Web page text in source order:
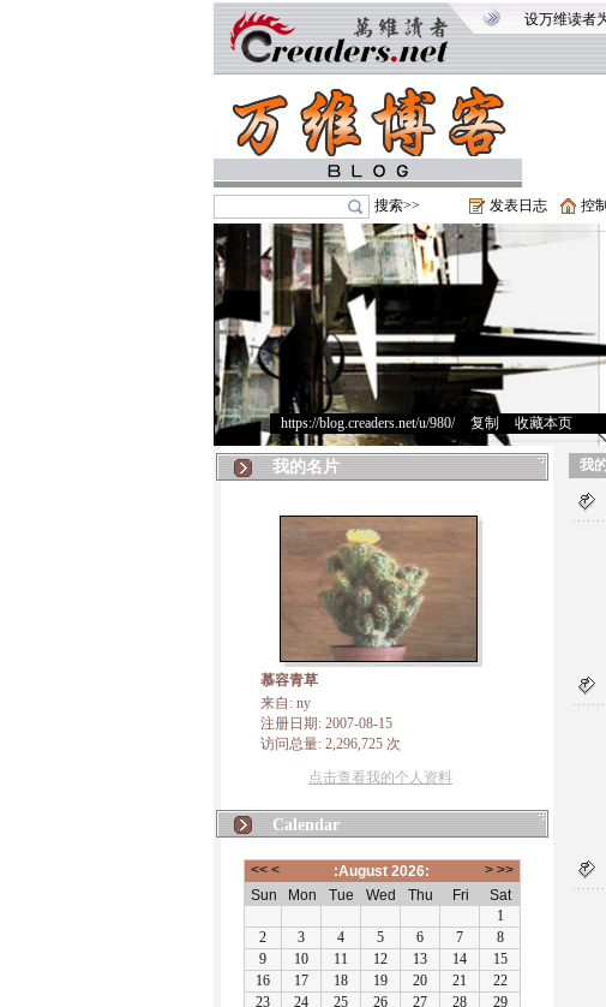
设万维读者
搜索>> 发表日志 控
https://blog.creaders.net/u/980/> 复制 收藏本页
我的名片
慕容青草
来自: ny
注册日期: 2007-08-15
访问总量: 2,296,725 次
点击查看我的个人资料
Calendar
我